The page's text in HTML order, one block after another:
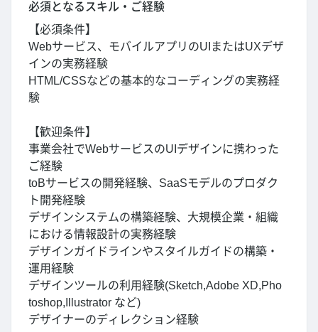
必須となるスキル・ご経験
【必須条件】
Webサービス、モバイルアプリのUIまたはUXデザ
インの実務経験
HTML/CSSなどの基本的なコーディングの実務経
験
【歓迎条件】
事業会社でWebサービスのUIデザインに携わった
ご経験
toBサービスの開発経験、SaaSモデルのプロダク
ト開発経験
デザインシステムの構築経験、大規模企業・組織
における情報設計の実務経験
デザインガイドラインやスタイルガイドの構築・
運用経験
デザインツールの利用経験(Sketch,Adobe XD,Pho
toshop,Illustrator など)
デザイナーのディレクション経験